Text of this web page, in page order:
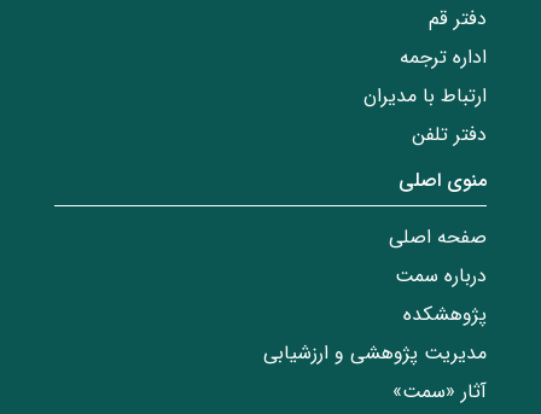
دفتر قم
اداره ترجمه
ارتباط با مدیران
دفتر تلفن
منوی اصلی
صفحه اصلی
درباره سمت
پژوهشکده
مدیریت پژوهشی و ارزشیابی
آثار «سمت»